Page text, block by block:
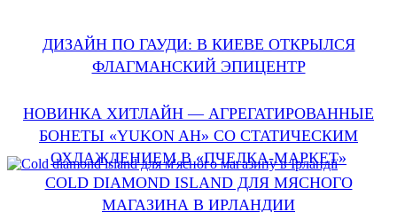
ДИЗАЙН ПО ГАУДИ: В КИЕВЕ ОТКРЫЛСЯ
ФЛАГМАНСКИЙ ЭПИЦЕНТР
НОВИНКА ХИТЛАЙН — АГРЕГАТИРОВАННЫЕ
БОНЕТЫ «YUKON AH» СО СТАТИЧЕСКИМ
ОХЛАЖДЕНИЕМ В «ПЧЕЛКА-МАРКЕТ»
COLD DIAMOND ISLAND ДЛЯ МЯСНОГО
МАГАЗИНА В ИРЛАНДИИ